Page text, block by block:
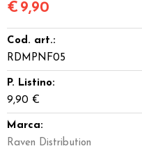
€ 9,90
Cod. art.:
RDMPNF05
P. Listino:
9,90 €
Marca:
Raven Distribution